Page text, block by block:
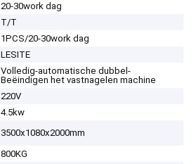
20-30work dag
T/T
1PCS/20-30work dag
LESITE
Volledig-automatische dubbel-
Beëindigen het vastnagelen machine
220V
4.5kw
3500x1080x2000mm
800KG